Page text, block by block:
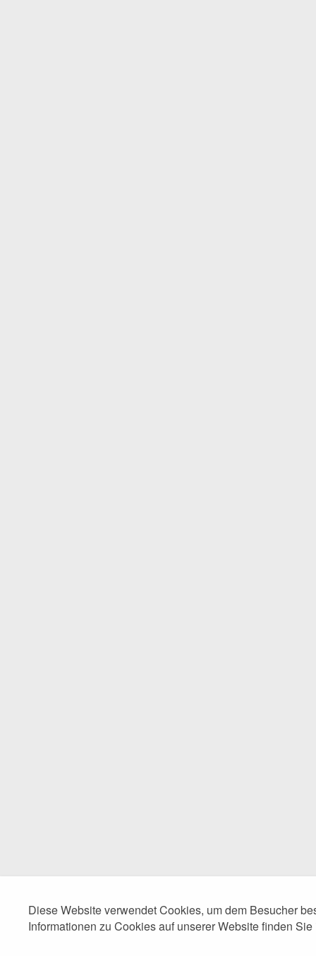
Diese Website verwendet Cookies, um dem Besucher
Informationen zu Cookies auf unserer Website finden